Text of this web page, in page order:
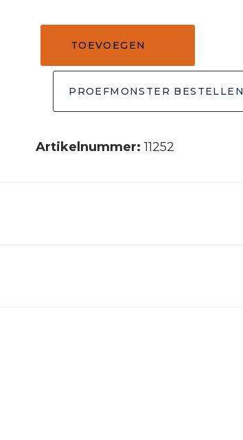
grijs
30x30
aantal
TOEVOEGEN
PROEFMONSTER BESTELLEN
Artikelnummer: 11252